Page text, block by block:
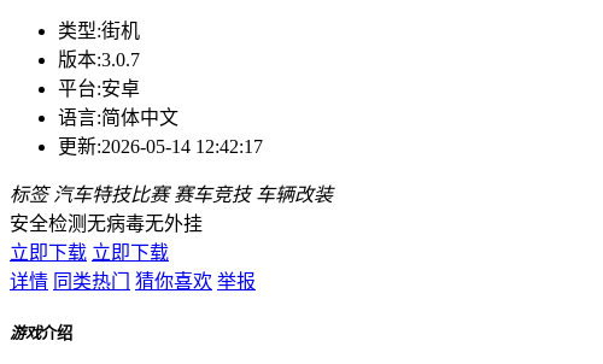
类型:街机
版本:3.0.7
平台:安卓
语言:简体中文
更新:2026-05-14 12:42:17
标签 汽车特技比赛 赛车竞技 车辆改装
安全检测无病毒无外挂
立即下载 立即下载
详情 同类热门 猜你喜欢 举报
游戏介绍